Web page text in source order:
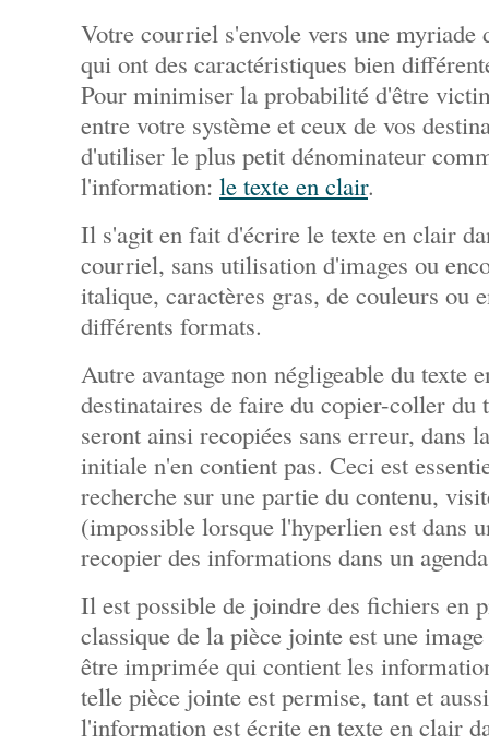
Votre courriel s'envole vers une myriade
qui ont des caractéristiques bien
Pour minimiser la probabilité d'être
entre votre système et ceux de vos
d'utiliser le plus petit dénominateur
l'information: le texte en clair.
Il s'agit en fait d'écrire le texte en clair
courriel, sans utilisation d'images ou
italique, caractères gras, de couleurs ou
différents formats.
Autre avantage non négligeable du texte
destinataires de faire du copier-coller du
seront ainsi recopiées sans erreur, dans
initiale n'en contient pas. Ceci est
recherche sur une partie du contenu,
(impossible lorsque l'hyperlien est dans
recopier des informations dans un
Il est possible de joindre des fichiers en
classique de la pièce jointe est une
être imprimée qui contient les
telle pièce jointe est permise, tant et
l'information est écrite en texte en clair